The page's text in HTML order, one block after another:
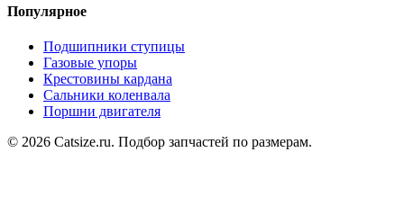
Популярное
Подшипники ступицы
Газовые упоры
Крестовины кардана
Сальники коленвала
Поршни двигателя
© 2026 Catsize.ru. Подбор запчастей по размерам.